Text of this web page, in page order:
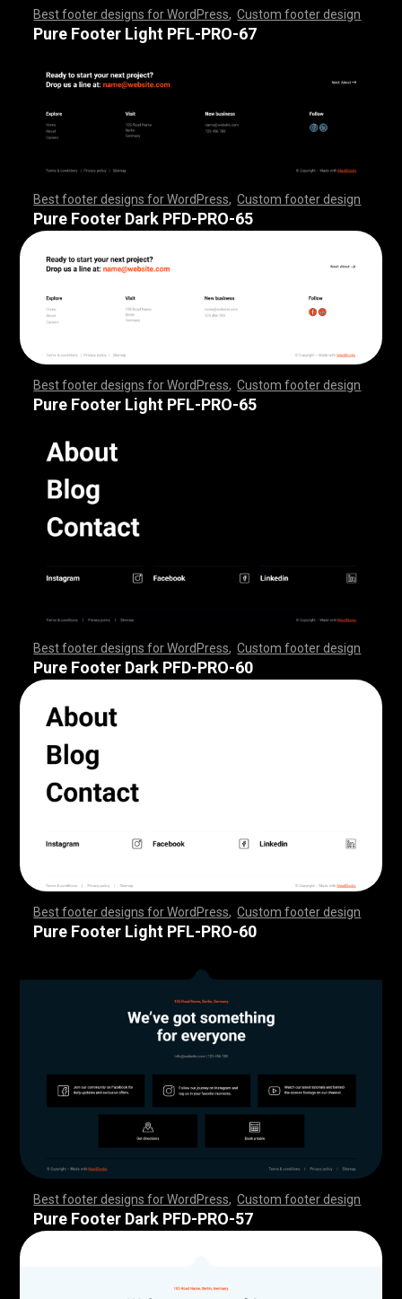
Best footer designs for WordPress ,Custom footer design
,,,,,,,,,,,,,,,,,,,,,,,,,,,,,,,,,,,,, ,,,,,,,,,,,,,,,,,,,,,,,,
,,,,,,,,,,,,,,,,,,,,,,,,,,,,,,,,,,,,, ,,,,,,,,,,,,,,,,,,,,,,,,
,,,,,,,,
Pure Footer Light PFL-PRO-67
Best footer designs for WordPress ,Custom footer design
,,,,,,,,,,,,,,,,,,,,,,,,,,,,,,,,,,,,, ,,,,,,,,,,,,,,,,,,,,,,,,
,,,,,,,,,,,,,,,,,,,,,,,,,,,,,,,,,,,,, ,,,,,,,,,,,,,,,,,,,,,,,,
,,,,,,,,
Pure Footer Dark PFD-PRO-65
Best footer designs for WordPress ,Custom footer design
,,,,,,,,,,,,,,,,,,,,,,,,,,,,,,,,,,,,, ,,,,,,,,,,,,,,,,,,,,,,,,
,,,,,,,,,,,,,,,,,,,,,,,,,,,,,,,,,,,,, ,,,,,,,,,,,,,,,,,,,,,,,,
,,,,,,,,
Pure Footer Light PFL-PRO-65
Best footer designs for WordPress ,Custom footer design
,,,,,,,,,,,,,,,,,,,,,,,,,,,,,,,,,,,,, ,,,,,,,,,,,,,,,,,,,,,,,,
,,,,,,,,,,,,,,,,,,,,,,,,,,,,,,,,,,,,, ,,,,,,,,,,,,,,,,,,,,,,,,
,,,,,,,,
Pure Footer Dark PFD-PRO-60
Best footer designs for WordPress ,Custom footer design
,,,,,,,,,,,,,,,,,,,,,,,,,,,,,,,,,,,,, ,,,,,,,,,,,,,,,,,,,,,,,,
,,,,,,,,,,,,,,,,,,,,,,,,,,,,,,,,,,,,, ,,,,,,,,,,,,,,,,,,,,,,,,
,,,,,,,,
Pure Footer Light PFL-PRO-60
Best footer designs for WordPress ,Custom footer design
,,,,,,,,,,,,,,,,,,,,,,,,,,,,,,,,,,,,, ,,,,,,,,,,,,,,,,,,,,,,,,
,,,,,,,,,,,,,,,,,,,,,,,,,,,,,,,,,,,,, ,,,,,,,,,,,,,,,,,,,,,,,,
,,,,,,,,
Pure Footer Dark PFD-PRO-57